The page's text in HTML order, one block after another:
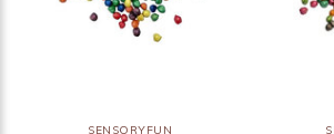
SENSORYFUN